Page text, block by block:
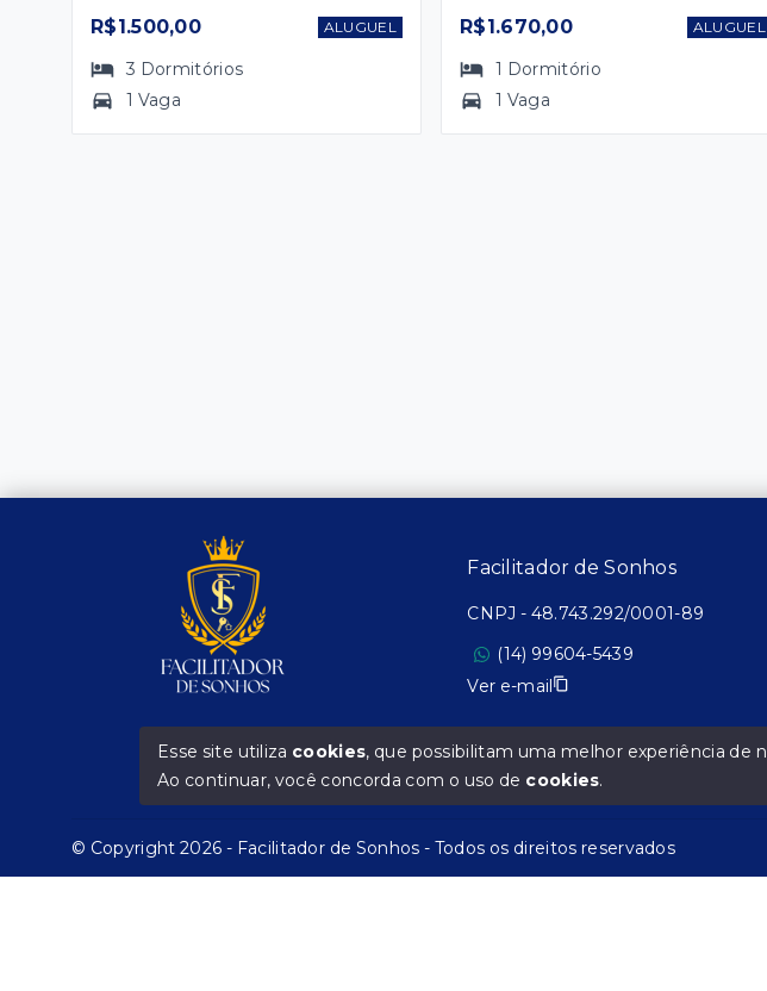
R$1.500,00 ALUGUEL
3 Dormitórios
1 Vaga
R$1.670,00 ALUGUEL
1 Dormitório
1 Vaga
Facilitador de Sonhos
CNPJ - 48.743.292/0001-89
(14) 99604-5439
Ver e-mail
© Copyright 2026 - Facilitador de Sonhos - Todos os direitos reservados
Esse site utiliza cookies, que possibilitam uma melhor experiência de
Ao continuar, você concorda com o uso de cookies.